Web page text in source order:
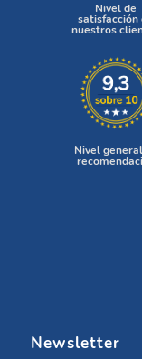
Nivel de
satisfacción
nuestros
Nivel
Newsletter